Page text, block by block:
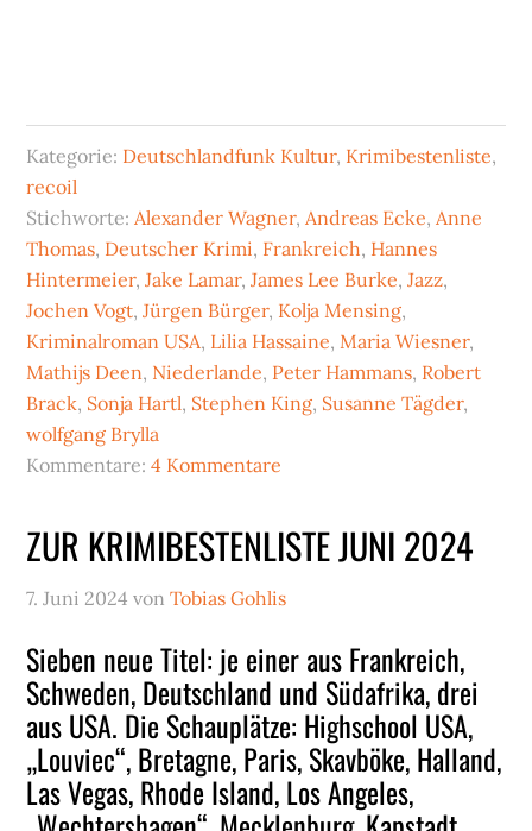
Kategorie: Deutschlandfunk Kultur, Krimibestenliste,
recoil
Stichworte:Alexander Wagner,Andreas Ecke,Anne
Thomas, Deutscher Krimi, Frankreich, Hannes
Hintermeier,Jake Lamar,James Lee Burke,Jazz,
Jochen Vogt,Jürgen Bürger, Kolja Mensing,
Kriminalroman USA, Lilia Hassaine,Maria Wiesner,
Mathijs Deen, Niederlande, Peter Hammans, Robert
Brack, Sonja Hartl, Stephen King, Susanne Tägder,
wolfgang Brylla
Kommentare:4 Kommentare
ZUR KRIMIBESTENLISTE JUNI 2024
7. Juni 2024 vonTobias Gohlis
Sieben neue Titel: je einer aus Frankreich,
Schweden, Deutschland und Südafrika, drei
aus USA. Die Schauplätze: Highschool USA,
„Louviec“, Bretagne, Paris, Skavböke, Halland,
Las Vegas, Rhode Island, Los Angeles,